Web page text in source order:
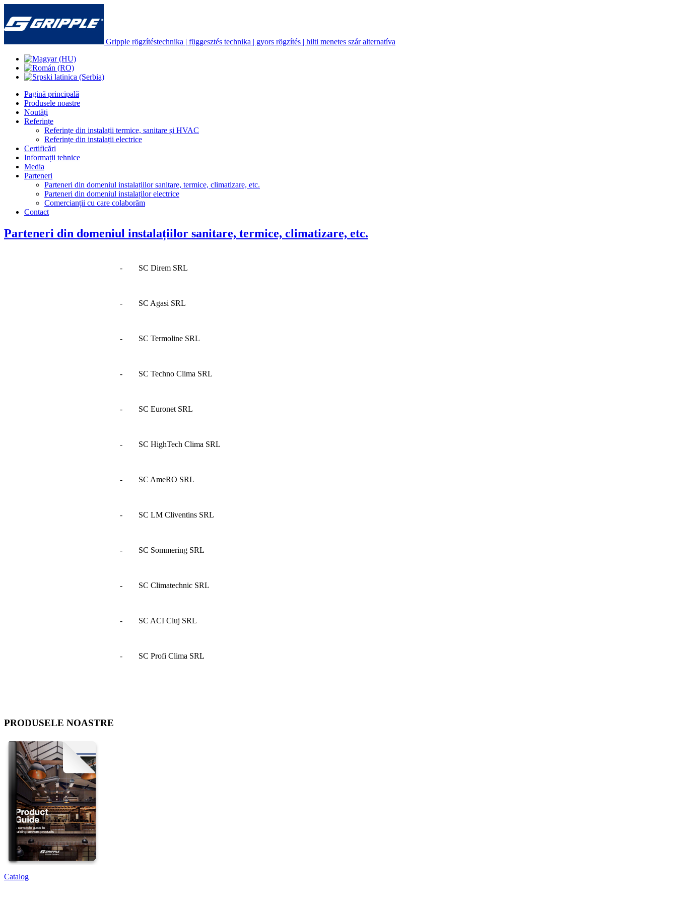
Gripple rögzítéstechnika | függesztés technika | gyors rögzítés | hilti menetes szár alternatíva
Pagină principală
Produsele noastre
Noutăți
Referințe
Referințe din instalații termice, sanitare și HVAC
Referințe din instalații electrice
Certificări
Informații tehnice
Media
Parteneri
Parteneri din domeniul instalațiilor sanitare, termice, climatizare, etc.
Parteneri din domeniul instalaților electrice
Comercianții cu care colaborăm
Contact
Parteneri din domeniul instalațiilor sanitare, termice, climatizare, etc.
- SC Direm SRL
- SC Agasi SRL
- SC Termoline SRL
- SC Techno Clima SRL
- SC Euronet SRL
- SC HighTech Clima SRL
- SC AmeRO SRL
- SC LM Cliventins SRL
- SC Sommering SRL
- SC Climatechnic SRL
- SC ACI Cluj SRL
- SC Profi Clima SRL
PRODUSELE NOASTRE
Catalog